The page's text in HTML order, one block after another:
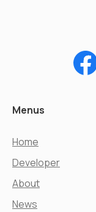
Menus
Home
Developer
About
News